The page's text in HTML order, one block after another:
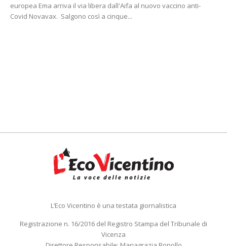
europea Ema arriva il via libera dall'Aifa al nuovo vaccino anti-
Covid Novavax. Salgono così a cinque...
L’Eco Vicentino è una testata giornalistica
Registrazione n. 16/2016 del Registro Stampa del Tribunale di
Vicenza